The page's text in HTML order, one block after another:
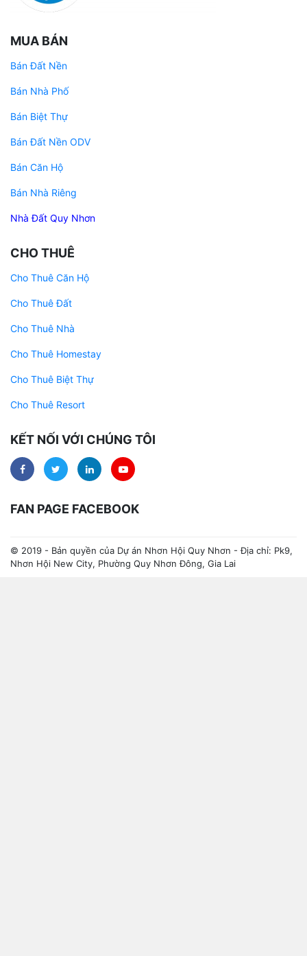
MUA BÁN
Bán Đất Nền
Bán Nhà Phố
Bán Biệt Thự
Bán Đất Nền ODV
Bán Căn Hộ
Bán Nhà Riêng
Nhà Đất Quy Nhơn
CHO THUÊ
Cho Thuê Căn Hộ
Cho Thuê Đất
Cho Thuê Nhà
Cho Thuê Homestay
Cho Thuê Biệt Thự
Cho Thuê Resort
KẾT NỐI VỚI CHÚNG TÔI
FAN PAGE FACEBOOK
© 2019 - Bản quyền của Dự án Nhơn Hội Quy Nhơn - Địa chỉ: Pk9,
Nhơn Hội New City, Phường Quy Nhơn Đông, Gia Lai